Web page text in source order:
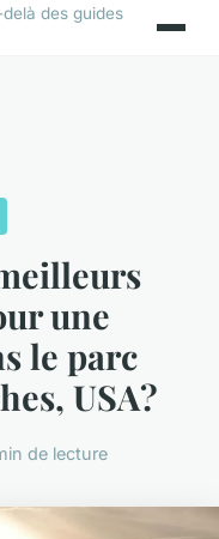
des guides
une
le parc
USA?
de lecture